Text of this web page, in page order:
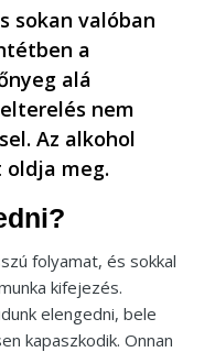
sokan valóban
a
alá
nem
Az alkohol
meg.
folyamat, és sokkal
kifejezés.
elengedni, bele
kapaszkodik. Onnan